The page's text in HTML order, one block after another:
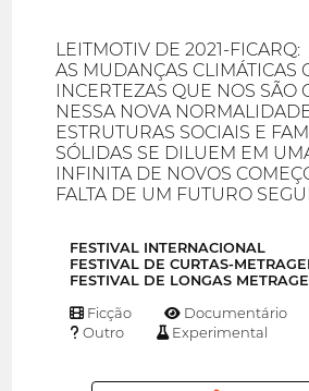
LEITMOTIV DE 2021-FICARQ:
AS MUDANÇAS CLIMÁTICAS
INCERTEZAS QUE NOS SÃO
NESSA NOVA
ESTRUTURAS SOCIAIS E
SÓLIDAS SE DILUEM EM
INFINITA DE NOVOS
FALTA DE UM FUTURO
FESTIVAL INTERNACIONAL
FESTIVAL DE CURTAS-
FESTIVAL DE LONGAS
Ficção Documentário
Outro
Experimental